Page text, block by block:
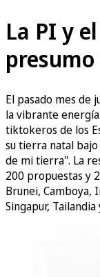
La PI y
El pasado mes de
la vibrante
tiktokeros de los
su tierra natal
de mi tierra". La
200 propuestas y
Brunei, Camboya,
Singapur,